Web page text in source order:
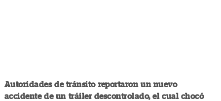
Autoridades de tránsito reportaron un nuevo
accidente de un tráiler descontrolado, el cual chocó